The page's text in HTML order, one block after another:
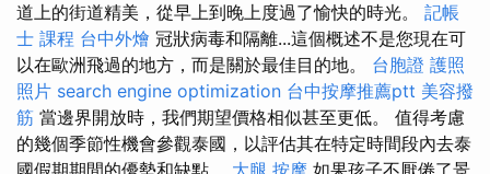
道上的街道精美，從早上到晚上度過了愉快的時光。 記帳
士 課程 台中外燴 冠狀病毒和隔離...這個概述不是您現在可
以在歐洲飛過的地方，而是關於最佳目的地。 台胞證 護照
照片 search engine optimization 台中按摩推薦ptt 美容撥
筋 當邊界開放時，我們期望價格相似甚至更低。 值得考慮
的幾個季節性機會參觀泰國，以評估其在特定時間段內去泰
國假期期間的優勢和缺點。 大腿 按摩 如果孩子不厭倦了景